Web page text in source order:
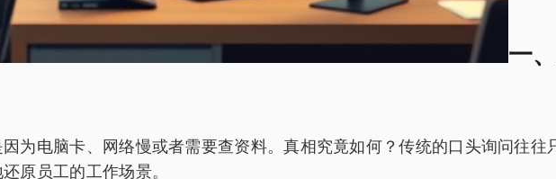
一
为电脑卡、网络慢或者需要查资料。真相究竟如何？传统的口头询问往往
原员工的工作场景。